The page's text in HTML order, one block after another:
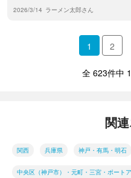
2026/3/14 ラーメン太郎さん
1 2
全 623件中
関
関西 兵庫県 神戸・有馬・明石
中央区（神戸市）・元町・三宮・ポート